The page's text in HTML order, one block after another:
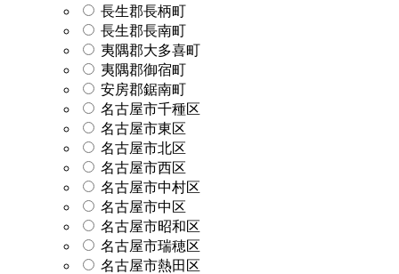
長生郡長柄町
長生郡長南町
夷隅郡大多喜町
夷隅郡御宿町
安房郡鋸南町
名古屋市千種区
名古屋市東区
名古屋市北区
名古屋市西区
名古屋市中村区
名古屋市中区
名古屋市昭和区
名古屋市瑞穂区
名古屋市熱田区